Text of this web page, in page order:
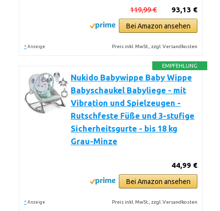
93,13 €
119,99 €
Bei Amazon ansehen
* Anzeige Preis inkl. MwSt., zzgl. Versandkosten
EMPFEHLUNG
Nukido Babywippe Baby Wippe
Babyschaukel Babyliege - mit
Vibration und Spielzeugen -
Rutschfeste Füße und 3-stufige
Sicherheitsgurte - bis 18 kg
Grau-Minze
44,99 €
Bei Amazon ansehen
* Anzeige Preis inkl. MwSt., zzgl. Versandkosten